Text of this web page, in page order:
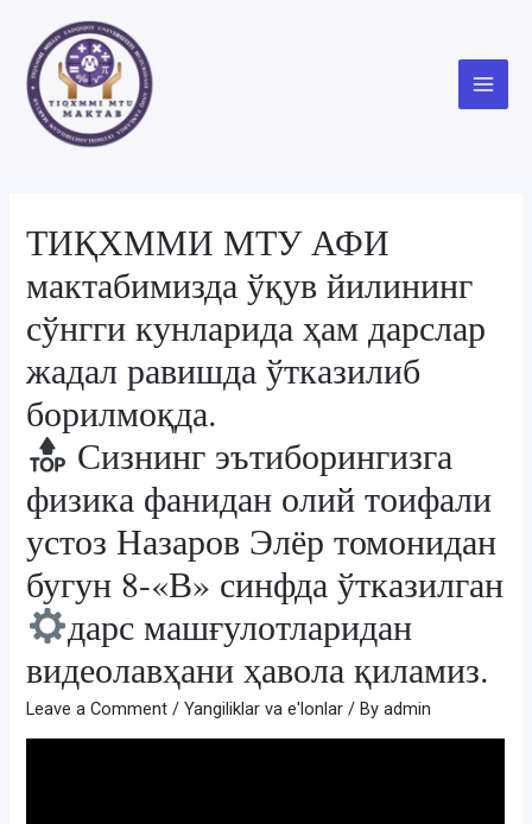
content
Main
ТИҚХММИ МТУ АФИ
мактабимизда ўқув йилининг
сўнгги кунларида ҳам дарслар
жадал равишда ўтказилиб
борилмоқда.
Сизнинг эътиборингизга
физика фанидан олий тоифали
устоз Назаров Элёр томонидан
бугун 8-«В» синфда ўтказилган
дарс машғулотларидан
видеолавҳани ҳавола қиламиз.
Leave a Comment /Yangiliklar va e'lonlar / Byadmin